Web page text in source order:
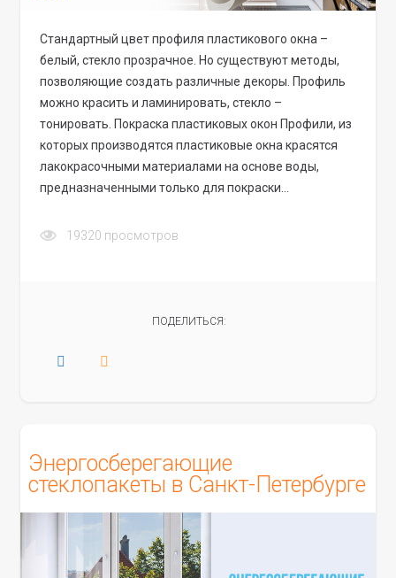
Стандартный цвет профиля пластикового окна –
белый, стекло прозрачное. Но существуют методы,
позволяющие создать различные декоры. Профиль
можно красить и ламинировать, стекло –
тонировать. Покраска пластиковых окон Профили, из
которых производятся пластиковые окна красятся
лакокрасочными материалами на основе воды,
предназначенными только для покраски…
19320 просмотров
ПОДЕЛИТЬСЯ:
Энергосберегающие
стеклопакеты в Санкт-Петербурге